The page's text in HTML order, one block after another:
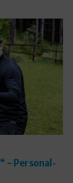
– Personal-